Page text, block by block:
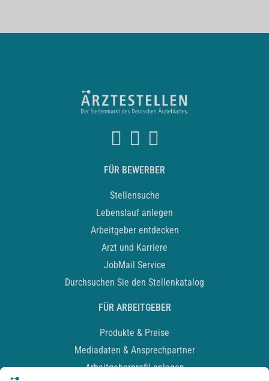
FÜR BEWERBER
Stellensuche
Lebenslauf anlegen
Arbeitgeber entdecken
Arzt und Karriere
JobMail Service
Durchsuchen Sie den Stellenkatalog
FÜR ARBEITGEBER
Produkte & Preise
Mediadaten & Ansprechpartner
Arbeitgeberprofil anlegen